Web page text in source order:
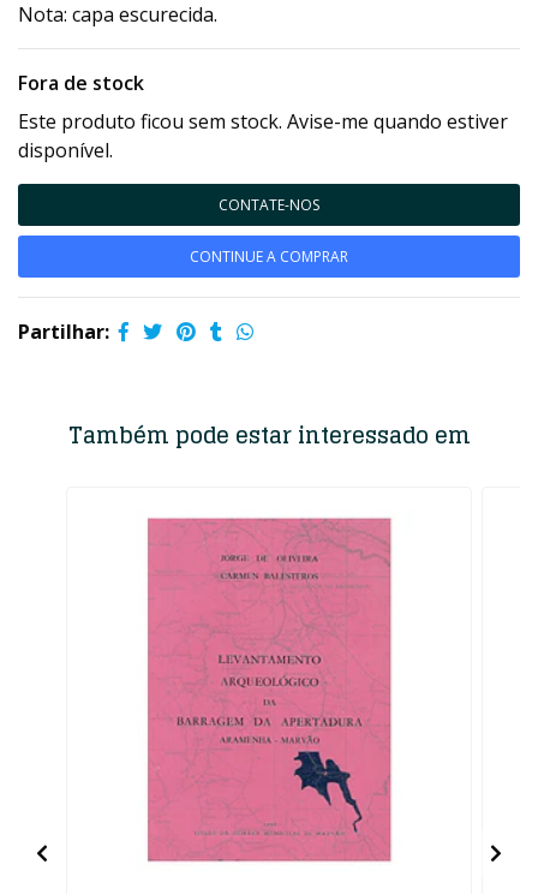
Nota: capa escurecida.
Fora de stock
Este produto ficou sem stock. Avise-me quando estiver
disponível.
CONTATE-NOS
CONTINUE A COMPRAR
Partilhar:
Também pode estar interessado em